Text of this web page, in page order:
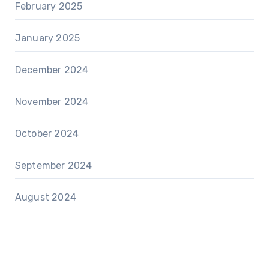
February 2025
January 2025
December 2024
November 2024
October 2024
September 2024
August 2024